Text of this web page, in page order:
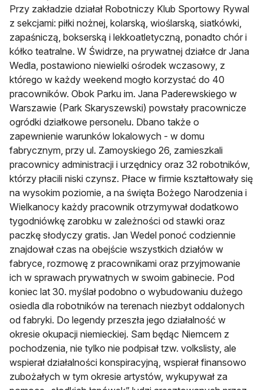
Przy zakładzie działał Robotniczy Klub Sportowy Rywal
z sekcjami: piłki nożnej, kolarską, wioślarską, siatkówki,
zapaśniczą, bokserską i lekkoatletyczną, ponadto chór i
kółko teatralne. W Świdrze, na prywatnej działce dr Jana
Wedla, postawiono niewielki ośrodek wczasowy, z
którego w każdy weekend mogło korzystać do 40
pracowników. Obok Parku im. Jana Paderewskiego w
Warszawie (Park Skaryszewski) powstały pracownicze
ogródki działkowe personelu. Dbano także o
zapewnienie warunków lokalowych - w domu
fabrycznym, przy ul. Zamoyskiego 26, zamieszkali
pracownicy administracji i urzędnicy oraz 32 robotników,
którzy płacili niski czynsz. Płace w firmie kształtowały się
na wysokim poziomie, a na święta Bożego Narodzenia i
Wielkanocy każdy pracownik otrzymywał dodatkowo
tygodniówkę zarobku w zależności od stawki oraz
paczkę słodyczy gratis. Jan Wedel ponoć codziennie
znajdował czas na obejście wszystkich działów w
fabryce, rozmowę z pracownikami oraz przyjmowanie
ich w sprawach prywatnych w swoim gabinecie. Pod
koniec lat 30. myślał podobno o wybudowaniu dużego
osiedla dla robotników na terenach niezbyt oddalonych
od fabryki. Do legendy przeszła jego działalność w
okresie okupacji niemieckiej. Sam będąc Niemcem z
pochodzenia, nie tylko nie podpisał tzw. volkslisty, ale
wspierał działalności konspiracyjną, wspierał finansowo
zubożałych w tym okresie artystów, wykupywał za